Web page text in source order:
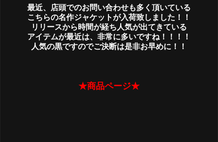
最近、店頭でのお問い合わせも多く頂いている
こちらの名作ジャケットが入荷致しました！！
リリースから時間が経ち人気が出てきている
アイテムが最近は、非常に多いですね！！！！
人気の黒ですのでご決断は是非お早めに！！
★商品ページ★